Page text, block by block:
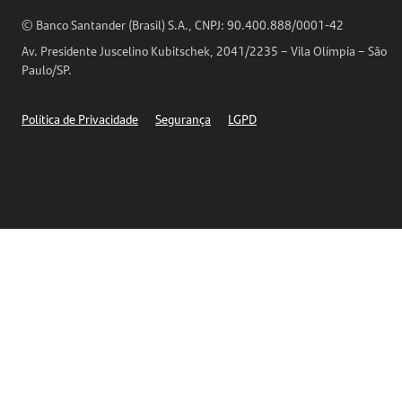
Horários de Atendimento
Telefones
© Banco Santander (Brasil) S.A., CNPJ: 90.400.888/0001-42
Av. Presidente Juscelino Kubitschek, 2041/2235 – Vila Olímpia – São
Paulo/SP.
Política de Privacidade Segurança LGPD